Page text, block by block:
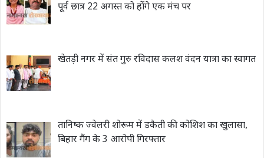
पूर्व छात्र 22 अगस्त को होंगे एक मंच पर
खेतड़ी नगर में संत गुरु रविदास कलश वंदन यात्रा का स्वागत
तानिष्क ज्वेलरी शोरूम में डकैती की कोशिश का खुलासा,
बिहार गैंग के 3 आरोपी गिरफ्तार